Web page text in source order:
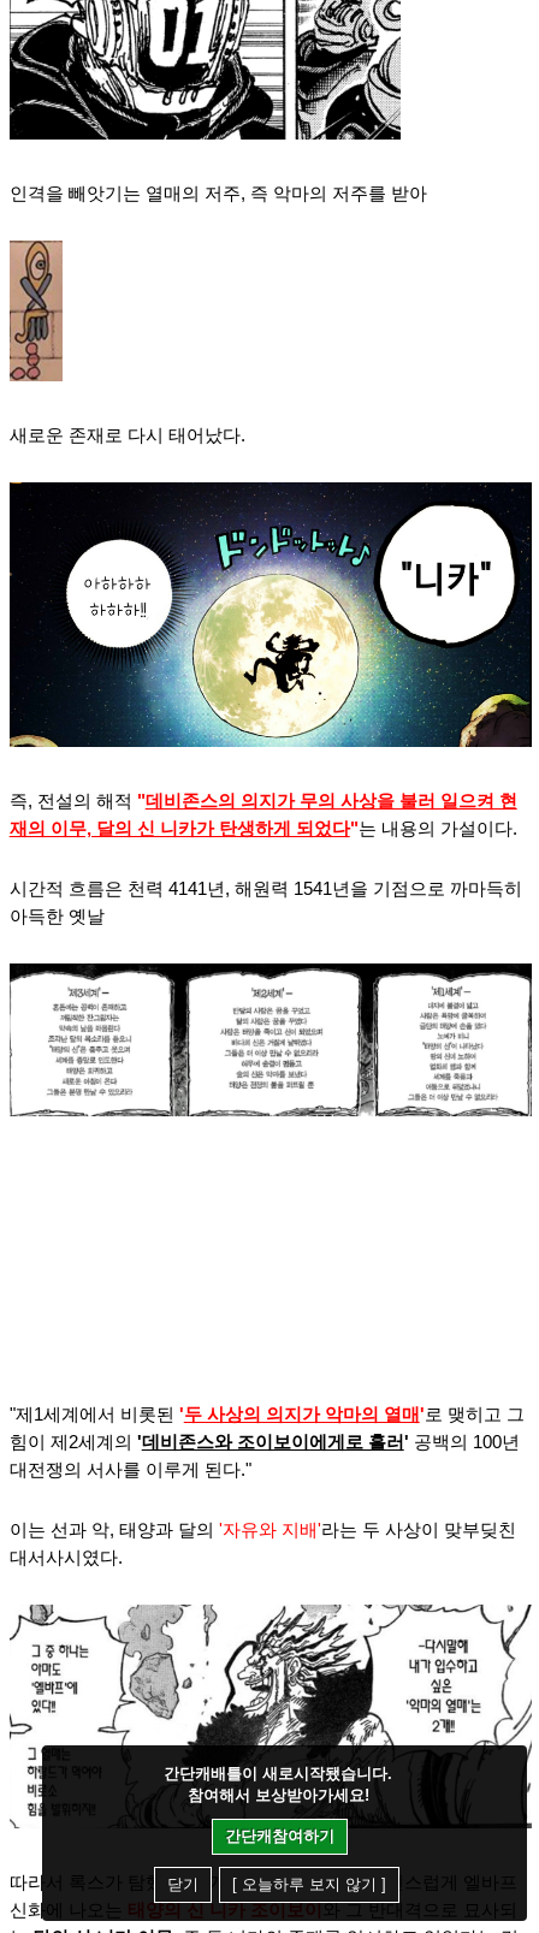
인격을 빼앗기는 열매의 저주, 즉 악마의 저주를 받아
새로운 존재로 다시 태어났다.
즉, 전설의 해적 "데비존스의 의지가 무의 사상을 불러 일으켜 현
재의 이무, 달의 신 니카가 탄생하게 되었다"는 내용의 가설이다.
시간적 흐름은 천력 4141년, 해원력 1541년을 기점으로 까마득히
아득한 옛날
"제1세계에서 비롯된 '두 사상의 의지가 악마의 열매'로 맺히고 그
힘이 제2세계의 '데비존스와 조이보이에게로 흘러' 공백의 100년
대전쟁의 서사를 이루게 된다."
이는 선과 악, 태양과 달의 '자유와 지배'라는 두 사상이 맞부딪친
대서사시였다.
따라서 록스가 탐했던 두 개의 악마의 열매는 자연스럽게 엘바프
신화에 나오는 태양의 신 니카 조이보이 와 그 반대격으로 묘사되
간단캐배틀이 새로시작됐습니다.
참여해서 보상받아가세요!
간단캐참여하기
닫기 [ 오늘하루 보지 않기 ]